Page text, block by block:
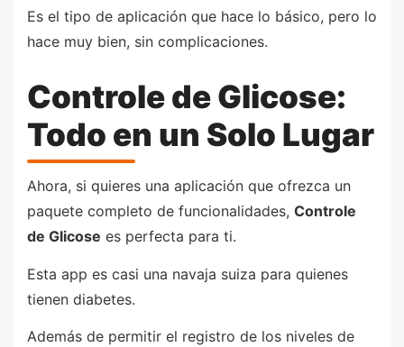
Es el tipo de aplicación que hace lo básico, pero lo
hace muy bien, sin complicaciones.
Controle de Glicose:
Todo en un Solo Lugar
Ahora, si quieres una aplicación que ofrezca un
paquete completo de funcionalidades, Controle
de Glicose es perfecta para ti.
Esta app es casi una navaja suiza para quienes
tienen diabetes.
Además de permitir el registro de los niveles de